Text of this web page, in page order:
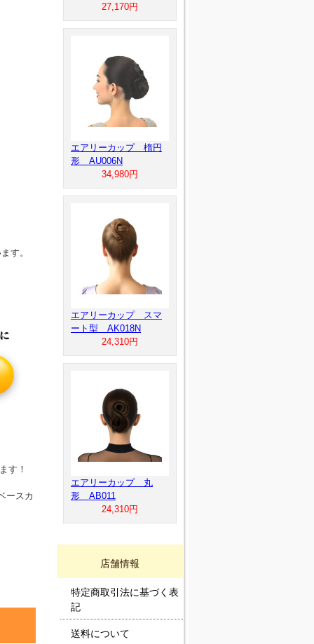
す。
す！
ースカ
27,170円
エアリーカップ 楕円
形 AU006N
34,980円
エアリーカップ スマ
ート型 AK018N
24,310円
エアリーカップ 丸
形 AB011
24,310円
店舗情報
特定商取引法に基づく表
記
送料について